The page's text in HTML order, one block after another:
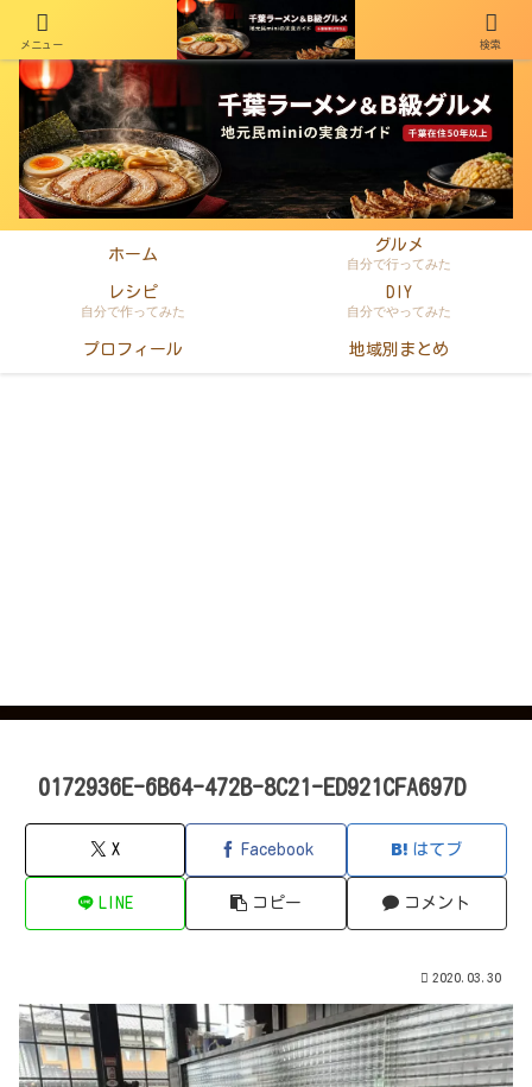
千葉在住50年以上のminiがラーメン・町中華・B級グルメを本音レビュー
ホーム
グルメ
自分で行ってみた
レシピ
自分で作ってみた
DIY
自分でやってみた
プロフィール 地域別まとめ
0172936E-6B64-472B-8C21-ED921CFA697D
X Facebook はてブ
LINE コピー コメント
2020.03.30
メニュー 検索